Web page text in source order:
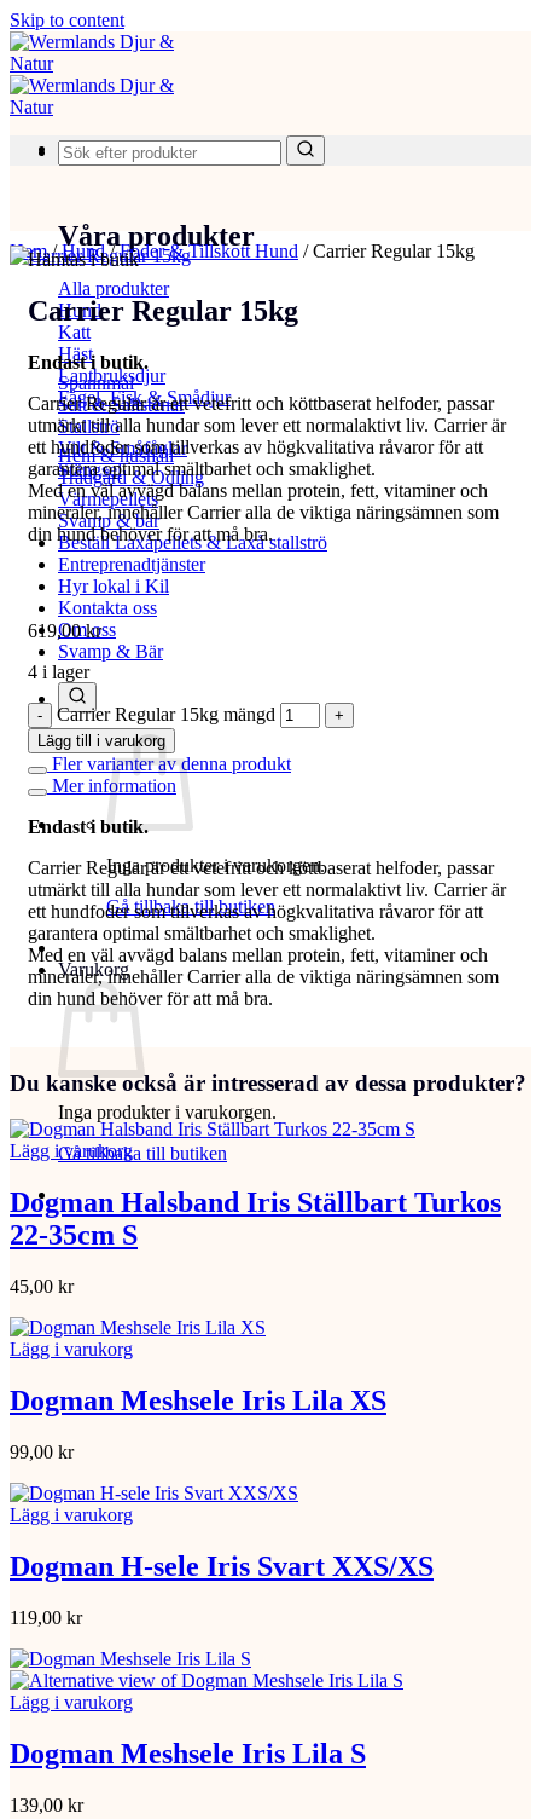
Skip to content
Produkter
Våra produkter
Alla produkter
Hund
Katt
Häst
Lantbruksdjur
Fågel, Fisk & Smådjur
Spannmål
Salt & Saltstenar
Stallströ
Vilt & Småfåglar
Stängsel
Hem & hushåll
Trädgård & Odling
Värmepellets
Svamp & bär
Beställ Laxåpellets & Laxå stallströ
Entreprenadtjänster
Hyr lokal i Kil
Kontakta oss
Om oss
Svamp & Bär
Inga produkter i varukorgen.
Gå tillbaka till butiken
Varukorg
Inga produkter i varukorgen.
Gå tillbaka till butiken
Hem/Hund/Foder & Tillskott Hund /Carrier Regular 15kg
Hämtas i butik
Carrier Regular 15kg
Endast i butik.
Carrier Regular är ett vetefritt och köttbaserat helfoder, passar
utmärkt till alla hundar som lever ett normalaktivt liv. Carrier är
ett hundfoder som tillverkas av högkvalitativa råvaror för att
garantera optimal smältbarhet och smaklighet.
Med en väl avvägd balans mellan protein, fett, vitaminer och
mineraler, innehåller Carrier alla de viktiga näringsämnen som
din hund behöver för att må bra.
619,00kr
4 i lager
Carrier Regular 15kg mängd
Lägg till i varukorg
Fler varianter av denna produkt
Mer information
Endast i butik.
Carrier Regular är ett vetefritt och köttbaserat helfoder, passar
utmärkt till alla hundar som lever ett normalaktivt liv. Carrier är
ett hundfoder som tillverkas av högkvalitativa råvaror för att
garantera optimal smältbarhet och smaklighet.
Med en väl avvägd balans mellan protein, fett, vitaminer och
mineraler, innehåller Carrier alla de viktiga näringsämnen som
din hund behöver för att må bra.
Du kanske också är intresserad av dessa produkter?
Lägg i varukorg
Dogman Halsband Iris Ställbart Turkos
22-35cm S
45,00 kr
Lägg i varukorg
Dogman Meshsele Iris Lila XS
99,00 kr
Lägg i varukorg
Dogman H-sele Iris Svart XXS/XS
119,00 kr
Lägg i varukorg
Dogman Meshsele Iris Lila S
139,00 kr